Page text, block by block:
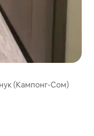
(Кампонг-Сом)